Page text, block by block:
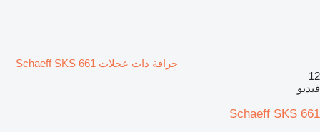
جرافة ذات عجلات Schaeff SKS 661
12
فيديو
Schaeff SKS 661